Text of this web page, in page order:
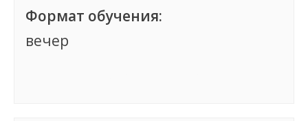
Формат обучения:
вечер